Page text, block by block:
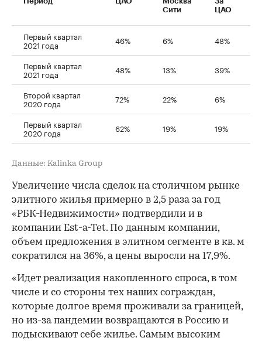
Сити
ЦАО
Первый квартал
2021 года 46% 6% 48%
Первый квартал
2021 года 48% 13% 39%
Второй квартал
2020 года 72% 22% 6%
Первый квартал
2020 года 62% 19% 19%
Данные: Kalinka Group
Увеличение числа сделок на столичном рынке
элитного жилья примерно в 2,5 раза за год
«РБК-Недвижимости» подтвердили и в
компании Est-a-Tet. По данным компании,
объем предложения в элитном сегменте в кв. м
сократился на 36%, а цены выросли на 17,9%.
«Идет реализация накопленного спроса, в том
числе и со стороны тех наших сограждан,
которые долгое время проживали за границей,
но из-за пандемии возвращаются в Россию и
подыскивают себе жилье. Самым высоким